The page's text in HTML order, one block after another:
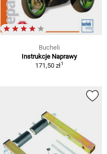
Bucheli
Instrukcje Naprawy
171,50 zł1